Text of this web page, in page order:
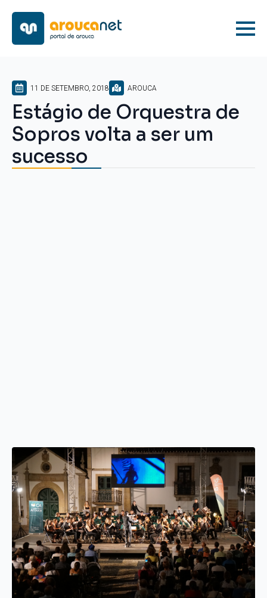
11 DE SETEMBRO, 2018 AROUCA
Estágio de Orquestra de
Sopros volta a ser um
sucesso